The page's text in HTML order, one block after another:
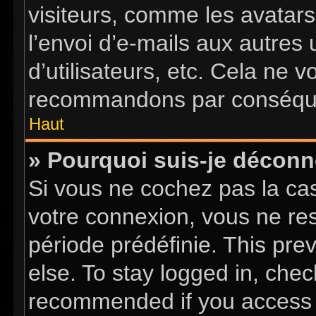
visiteurs, comme les
l’envoi d’e-mails aux
d’utilisateurs, etc. Cela ne
recommandons par
Haut
» Pourquoi suis-je
Si vous ne cochez pas la
votre connexion, vous ne
période prédéfinie. This
else. To stay logged in,
recommended if you